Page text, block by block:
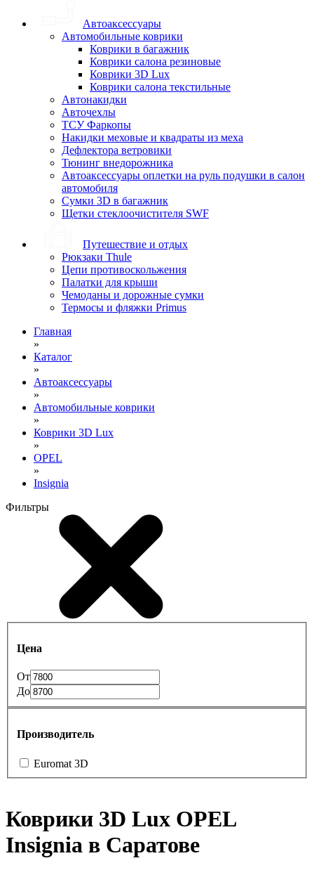
Автоаксессуары
Автомобильные коврики
Коврики в багажник
Коврики салона резиновые
Коврики 3D Lux
Коврики салона текстильные
Автонакидки
Авточехлы
ТСУ Фаркопы
Накидки меховые и квадраты из меха
Дефлектора ветровики
Тюнинг внедорожника
Автоаксессуары оплетки на руль подушки в салон
автомобиля
Сумки 3D в багажник
Щетки стеклоочистителя SWF
Путешествие и отдых
Рюкзаки Thule
Цепи противоскольжения
Палатки для крыши
Чемоданы и дорожные сумки
Термосы и фляжки Primus
Главная
»
Каталог
»
Автоаксессуары
»
Автомобильные коврики
»
Коврики 3D Lux
»
OPEL
»
Insignia
Фильтры
Цена
От
До
Производитель
Euromat 3D
Коврики 3D Lux OPEL
Insignia в Саратове